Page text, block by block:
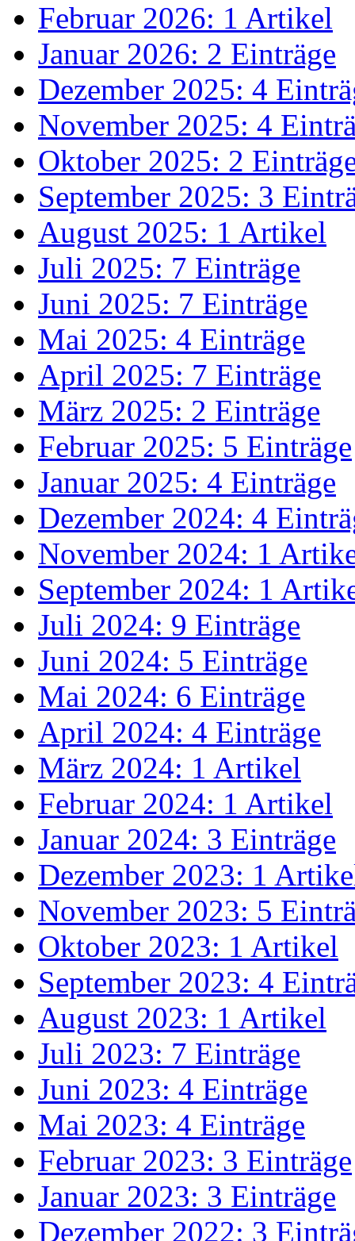
Februar 2026: 1 Artikel
Januar 2026: 2 Einträge
Dezember 2025: 4
November 2025: 4
Oktober 2025: 2
September 2025: 3
August 2025: 1 Artikel
Juli 2025: 7 Einträge
Juni 2025: 7 Einträge
Mai 2025: 4 Einträge
April 2025: 7 Einträge
März 2025: 2 Einträge
Februar 2025: 5 Einträge
Januar 2025: 4 Einträge
Dezember 2024: 4
November 2024: 1
September 2024: 1
Juli 2024: 9 Einträge
Juni 2024: 5 Einträge
Mai 2024: 6 Einträge
April 2024: 4 Einträge
März 2024: 1 Artikel
Februar 2024: 1 Artikel
Januar 2024: 3 Einträge
Dezember 2023: 1
November 2023: 5
Oktober 2023: 1 Artikel
September 2023: 4
August 2023: 1 Artikel
Juli 2023: 7 Einträge
Juni 2023: 4 Einträge
Mai 2023: 4 Einträge
Februar 2023: 3 Einträge
Januar 2023: 3 Einträge
Dezember 2022: 3